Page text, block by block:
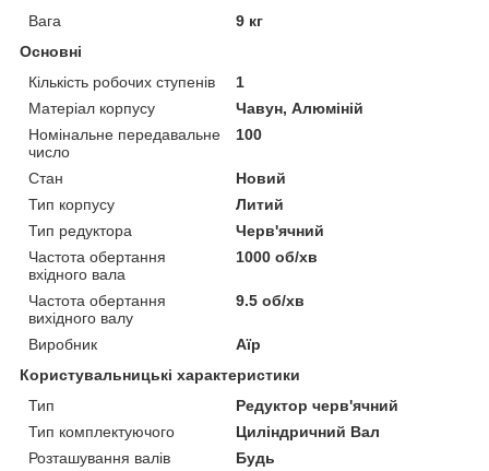
Вага
9 кг
Основні
Кількість робочих ступенів
1
Матеріал корпусу
Чавун, Алюміній
Номінальне передавальне
число
100
Стан
Новий
Тип корпусу
Литий
Тип редуктора
Черв'ячний
Частота обертання
вхідного вала
1000 об/хв
Частота обертання
вихідного валу
9.5 об/хв
Виробник
Аїр
Користувальницькі характеристики
Тип
Редуктор черв'ячний
Тип комплектуючого
Циліндричний Вал
Розташування валів
Будь